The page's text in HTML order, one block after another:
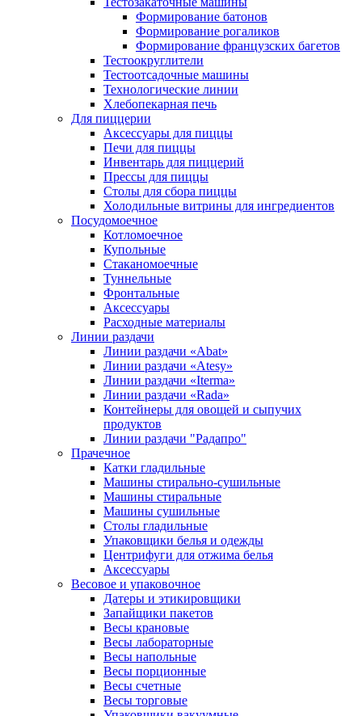
Формирование батонов
Формирование рогаликов
Формирование французских багетов
Тестоокруглители
Тестоотсадочные машины
Технологические линии
Хлебопекарная печь
Для пиццерии
Аксессуары для пиццы
Печи для пиццы
Инвентарь для пиццерий
Прессы для пиццы
Столы для сбора пиццы
Холодильные витрины для ингредиентов
Посудомоечное
Котломоечное
Купольные
Стаканомоечные
Туннельные
Фронтальные
Аксессуары
Расходные материалы
Линии раздачи
Линии раздачи «Abat»
Линии раздачи «Atesy»
Линии раздачи «Iterma»
Линии раздачи «Rada»
Контейнеры для овощей и сыпучих
продуктов
Линии раздачи "Радапро"
Прачечное
Катки гладильные
Машины стирально-сушильные
Машины стиральные
Машины сушильные
Столы гладильные
Упаковщики белья и одежды
Центрифуги для отжима белья
Аксессуары
Весовое и упаковочное
Датеры и этикировщики
Запайщики пакетов
Весы крановые
Весы лабораторные
Весы напольные
Весы порционные
Весы счетные
Весы торговые